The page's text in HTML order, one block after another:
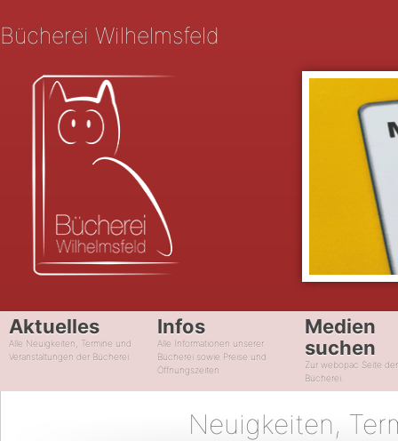
Bücherei Wilhelmsfeld
Aktuelles
Alle Neuigkeiten, Termine und
Veranstaltungen der Bücherei
Infos
Alle Informationen unserer
Bücherei sowie Preise und
Öffnungszeiten
Medien
suchen
Zur webopac Seite der
Bücherei.
Neuigkeiten,